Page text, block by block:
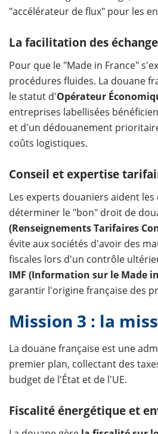
"accélérateur de flux" pour les
La facilitation des
Pour que le "Made in France"
procédures fluides. La douane
le statut d'Opérateur
entreprises labellisées
et d'un dédouanement
coûts logistiques.
Conseil et expertise
Les experts douaniers aident
déterminer le "bon" droit de
(Renseignements Tarifaires
évite aux sociétés d'avoir des
fiscales lors d'un contrôle
IMF (Information sur le Made
garantir l'origine française des
Mission 3 : la
La douane française est une
premier plan, collectant des
budget de l'État et de l'UE.
Fiscalité énergétique et